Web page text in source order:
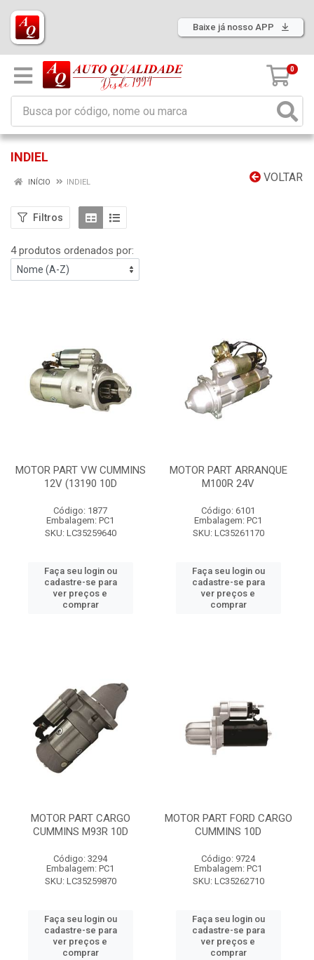
Baixe já nosso APP
0
INDIEL
VOLTAR
INÍCIO INDIEL
Filtros
4 produtos ordenados por:
MOTOR PART VW CUMMINS
12V (13190 10D
Código: 1877
Embalagem: PC1
SKU: LC35259640
Faça seu login ou
cadastre-se para
ver preços e
comprar
MOTOR PART ARRANQUE
M100R 24V
Código: 6101
Embalagem: PC1
SKU: LC35261170
Faça seu login ou
cadastre-se para
ver preços e
comprar
MOTOR PART CARGO
CUMMINS M93R 10D
Código: 3294
Embalagem: PC1
SKU: LC35259870
Faça seu login ou
cadastre-se para
ver preços e
comprar
MOTOR PART FORD CARGO
CUMMINS 10D
Código: 9724
Embalagem: PC1
SKU: LC35262710
Faça seu login ou
cadastre-se para
ver preços e
comprar